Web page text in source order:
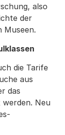
also
der
Museen.
die Tarife
aus
das
Neu